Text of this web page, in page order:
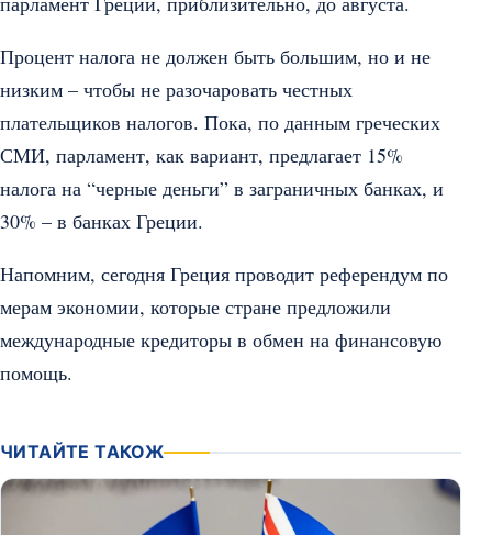
Процент налога не должен быть большим, но и не
низким – чтобы не разочаровать честных
плательщиков налогов. Пока, по данным греческих
СМИ, парламент, как вариант, предлагает 15%
налога на “черные деньги” в заграничных банках, и
30% – в банках Греции.
Напомним, сегодня Греция проводит референдум по
мерам экономии, которые стране предложили
международные кредиторы в обмен на финансовую
помощь.
ЧИТАЙТЕ ТАКОЖ